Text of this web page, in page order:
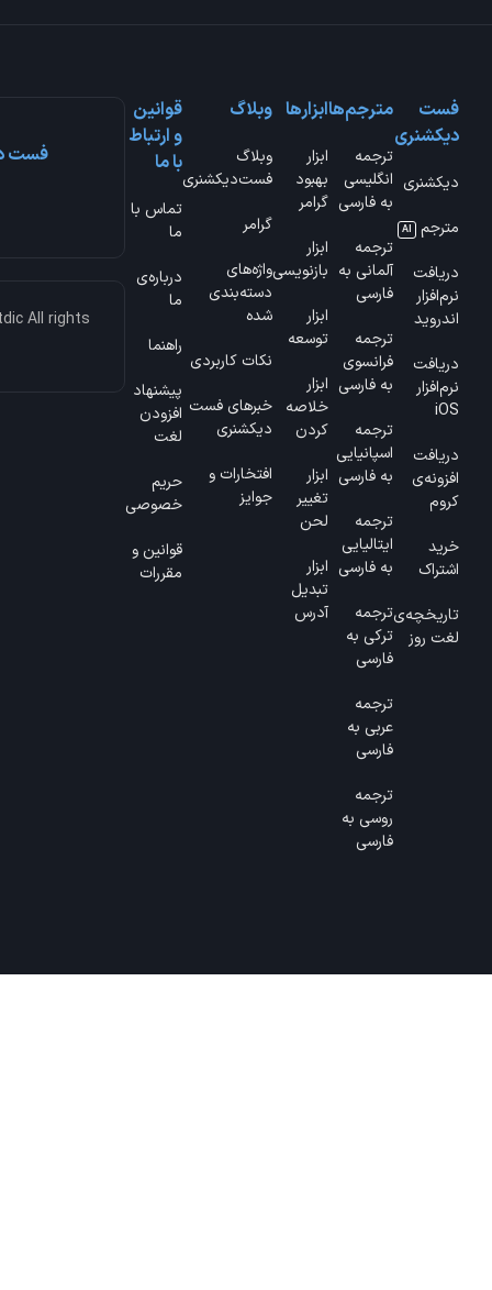
فست
دیکشنری
دیکشنری
مترجم
AI
دریافت
نرم‌افزار
اندروید
دریافت
نرم‌افزار
iOS
دریافت
افزونه‌ی
کروم
خرید
اشتراک
تاریخچه‌ی
لغت روز
مترجم‌ها
ترجمه
انگلیسی
به فارسی
ترجمه
آلمانی به
فارسی
ترجمه
فرانسوی
به فارسی
ترجمه
اسپانیایی
به فارسی
ترجمه
ایتالیایی
به فارسی
ترجمه
ترکی به
فارسی
ترجمه
عربی به
فارسی
ترجمه
روسی به
فارسی
ابزارها
ابزار
بهبود
گرامر
ابزار
بازنویسی
ابزار
توسعه
ابزار
خلاصه
کردن
ابزار
تغییر
لحن
ابزار
تبدیل
آدرس
وبلاگ
وبلاگ
فست‌دیکشنری
گرامر
واژه‌های
دسته‌بندی
شده
نکات کاربردی
خبرهای فست
دیکشنری
افتخارات و
جوایز
قوانین
و ارتباط
با ما
تماس با
ما
درباره‌ی
ما
راهنما
پیشنهاد
افزودن
لغت
حریم
خصوصی
قوانین و
مقررات
فست
All rights